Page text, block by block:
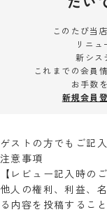
このたび当
リニュ
新シス
これまでの会員
お手数
新規会員
ゲストの方でもご記入
注意事項
【レビュー記入時のご
他人の権利、利益、
る内容を投稿するこ